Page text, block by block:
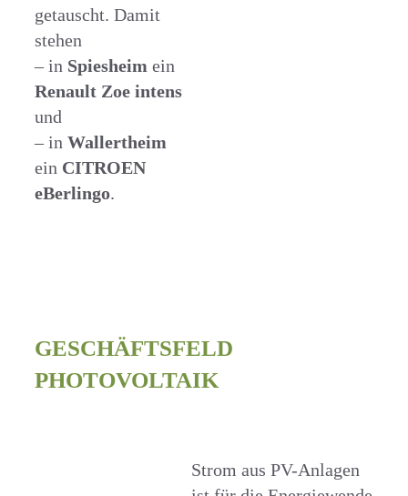
getauscht. Damit
stehen
– in Spiesheim ein
Renault Zoe intens
und
– in Wallertheim
ein CITROEN
eBerlingo.
GESCHÄFTSFELD
PHOTOVOLTAIK
Strom aus PV-Anlagen